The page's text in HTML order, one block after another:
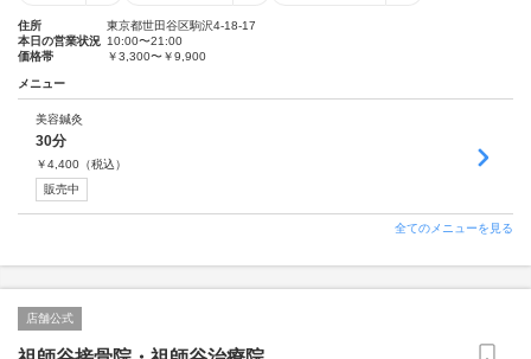
住所
東京都世田谷区駒沢4-18-17
本日の営業状況 10:00〜21:00
価格帯
￥3,300〜￥9,900
メニュー
美容鍼灸
30分
￥4,400 （税込）
販売中
全てのメニューを見る
店舗公式